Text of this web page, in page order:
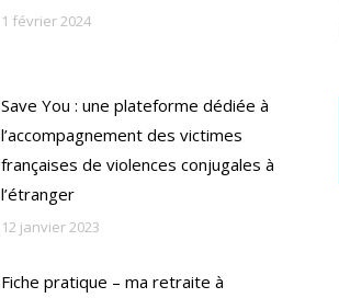
1 février 2024
Save You : une plateforme dédiée à
l’accompagnement des victimes
françaises de violences conjugales à
l’étranger
12 janvier 2023
Fiche pratique – ma retraite à